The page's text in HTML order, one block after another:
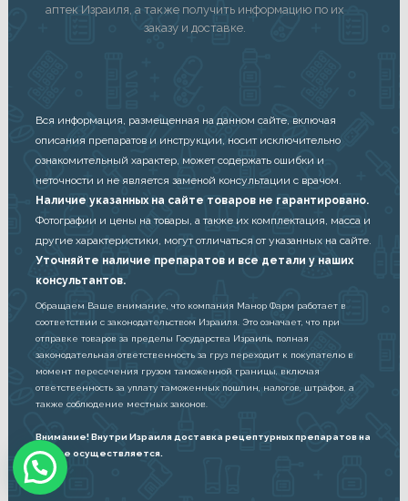
аптек Израиля, а также получить информацию по их
заказу и доставке.
Вся информация, размещенная на данном сайте, включая
описания препаратов и инструкции, носит исключительно
ознакомительный характер, может содержать ошибки и
неточности и не является заменой консультации с врачом.
Наличие указанных на сайте товаров не гарантировано.
Фотографии и цены на товары, а также их комплектация, масса и
другие характеристики, могут отличаться от указанных на сайте.
Уточняйте наличие препаратов и все детали у наших
консультантов.
Обращаем Ваше внимание, что компания Манор Фарм работает в
соответствии с законодательством Израиля. Это означает, что при
отправке товаров за пределы Государства Израиль, полная
законодательная ответственность за груз переходит к покупателю в
момент пересечения грузом таможенной границы, включая
ответственность за уплату таможенных пошлин, налогов, штрафов, а
также соблюдение местных законов.
Внимание! Внутри Израиля доставка рецептурных препаратов на
дом не осуществляется.